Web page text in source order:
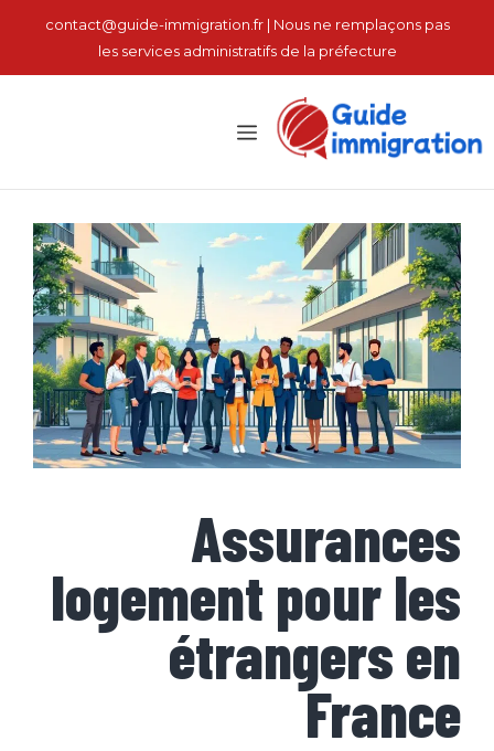
contact@guide-immigration.fr | Nous ne remplaçons pas
les services administratifs de la préfecture
القائمة
Assurances
logement pour les
étrangers en
France